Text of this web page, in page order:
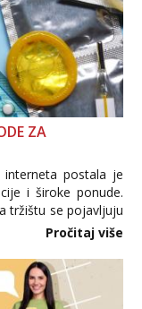
ZA
interneta postala je
i široke ponude.
tržištu se pojavljuju
internetske
Pročitaj više